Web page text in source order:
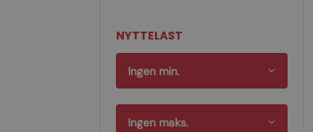
NYTTELAST
Ingen min.
Ingen maks.